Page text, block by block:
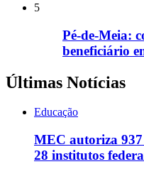
5
Pé-de-Meia:
beneficiário
Últimas Notícias
Educação
MEC autoriza 937
28 institutos